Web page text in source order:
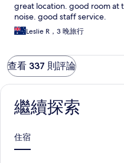
great location. good room at
noise. good staff service.
Leslie R，3 晚旅行
查看 337 則評論
繼續探索
住宿